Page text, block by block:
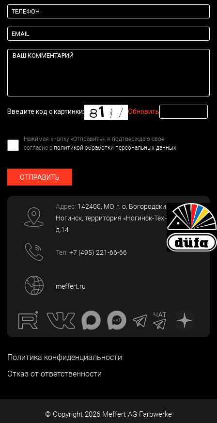
Введите код с картинки: Обновить
Нажимая кнопку «Отправить», я подтверждаю свое
согласие с политикой обработки персональных данных
ОТПРАВИТЬ
Адрес: 142400, МО, г. о. Богородский, г.
Ногинск, территория «Ногинск-Технопарк»,
д.14
Тел: +7 (495) 221-66-66
meffert.ru
Политика конфиденциальности
Отказ от ответственности
© Copyright 2026 Meffert AG Farbwerke